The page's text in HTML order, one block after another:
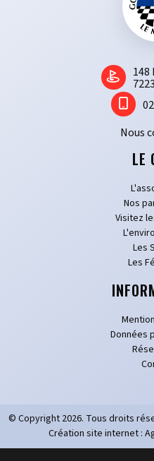
1​48
Nous
LE
Nos
Visitez
Les
Les
Données
© Copyright 2026. Tous droits
Création site internet :